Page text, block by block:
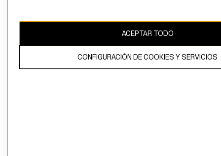
CAMBIAR REGIÓN
ACEPTAR TODO
CONFIGURACIÓN DE COOKIES Y SERVICIOS